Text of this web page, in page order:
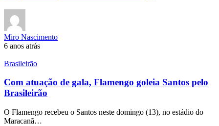
Miro Nascimento
6 anos atrás
Brasileirão
Com atuação de gala, Flamengo goleia Santos pelo
Brasileirão
O Flamengo recebeu o Santos neste domingo (13), no estádio do
Maracanã…